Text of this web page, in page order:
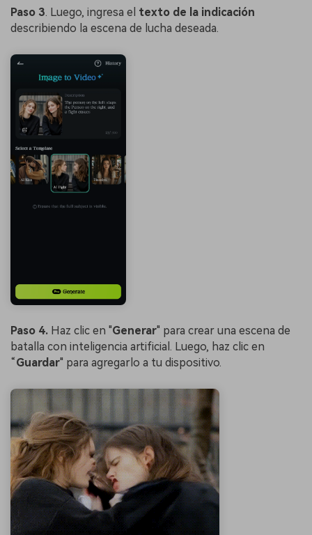
Paso 3. Luego, ingresa el texto de la indicación
describiendo la escena de lucha deseada.
Paso 4. Haz clic en "Generar" para crear una escena de
batalla con inteligencia artificial. Luego, haz clic en
“Guardar" para agregarlo a tu dispositivo.